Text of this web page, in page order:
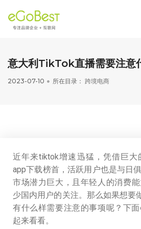
意大利TikTok直播需要注意
2023-07-10 所在目录： 跨境电商
近年来tiktok增速迅猛，凭借巨大
app下载榜首，活跃用户也是与日
市场潜力巨大，且年轻人的消费
少国内用户的关注。那么如果想要
有什么样需要注意的事项呢？下面
起来看看。